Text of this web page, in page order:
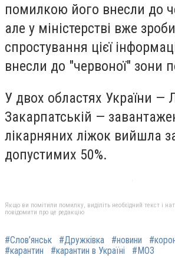
помилкою його внесли до
але у міністерстві вже
спростування цієї
внесли до "червоної" зони
У двох областях України —
Закарпатській —
лікарняних ліжок вийшла
допустимих 50%.
Якщо ви помітили помилку, виділіть необхідний текст і
повідомити про це редакцію
#Слов’янськ #Дружківка #новини
#карантин
#карантин в Україні #МОЗ